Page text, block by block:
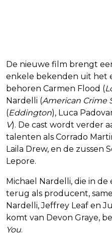
De nieuwe film brengt
enkele bekenden uit het
behoren Carmen Flood (
Nardelli (American Crime
(Eddington), Luca
V). De cast wordt verder
talenten als Corrado
Laila Drew, en de zussen
Lepore.
Michael Nardelli, die in
terug als producent,
Nardelli, Jeffrey Leaf en
komt van Devon Graye,
You.